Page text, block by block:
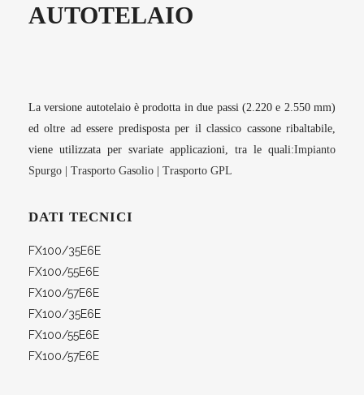
AUTOTELAIO
La versione autotelaio è prodotta in due passi (2.220 e 2.550 mm)
ed oltre ad essere predisposta per il classico cassone ribaltabile,
viene utilizzata per svariate applicazioni, tra le quali:Impianto
Spurgo
Trasporto Gasolio Trasporto GPL
DATI TECNICI
FX100/35E6E
FX100/55E6E
FX100/57E6E
FX100/35E6E
FX100/55E6E
FX100/57E6E